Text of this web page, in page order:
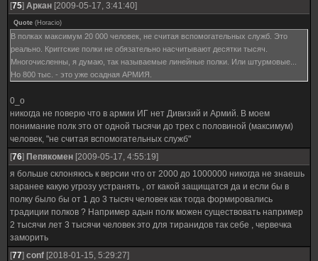
[75] Аркан [2009-05-17, 3:41:40]
Quote (Horacio)
В полках максимум 20 000 человек, не считая вспомогательных служб. Это
реально. Криггские полки не обязательно насчитывают десятки тысяч.
Многочисленны, я думаю, так называемые линейные полки. Или штурмовые...
Но 800 тыс. - это уже осадная АРМИЯ.
0_о
никогда не поверю что в армии ИГ нет Дивизий и Армий. В моем
понимание полк это от одной тысячи до трех с половиной (максимум)
человек, "не считая вспомогательных служб"
[76] Пепякомен [2009-05-17, 4:55:19]
я больше склоняюсь к версии что от 2000 до 1000000 никогда не знаешь
заранее какую угрозу устранять , от какой защищатся да и если бы в
полку было бы от 1 до 3 тысяч человек как тогда формировались
традиции полков ? Например адын полк можен существовать например
2 тысячи лет 3 тысячи человек это для тиранидов так себе , червечка
заморить
[77] conf [2018-01-15, 5:29:27]